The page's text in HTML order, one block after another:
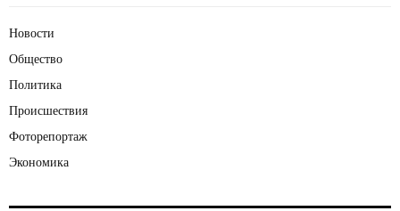
Новости
Общество
Политика
Происшествия
Фоторепортаж
Экономика